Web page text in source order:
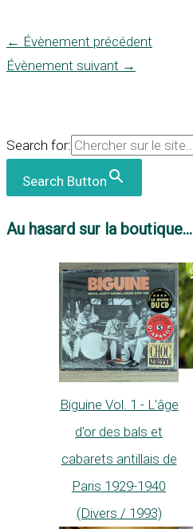
← Évènement précédent
Évènement suivant →
Search for:
Search Button
Au hasard sur la boutique...
Biguine Vol. 1 - L'âge
d'or des bals et
cabarets antillais de
Paris 1929-1940
(Divers / 1993)